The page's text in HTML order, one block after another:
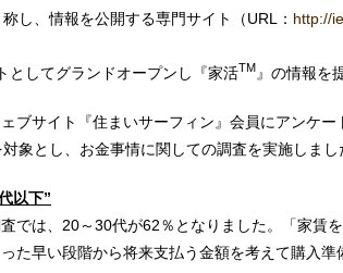
称し、情報を公開する専門サイト（URL： http://
としてグランドオープンし『家活TM 』の情報を
ブサイト『住まいサーフィン』会員にアンケー
象とし、お金事情に関しての調査を実施しまし
以下”
査では、20～30代が62％となりました。「家賃
た早い段階から将来支払う金額を考えて購入準